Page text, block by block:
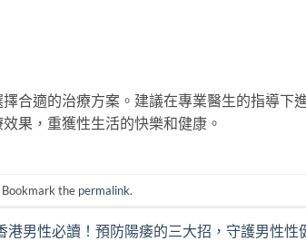
擇合適的治療方案。建議在專業醫生的指導下
果，重獲性生活的快樂和健康。
Bookmark the permalink.
港男性必讀！預防陽痿的三大招，守護男性性